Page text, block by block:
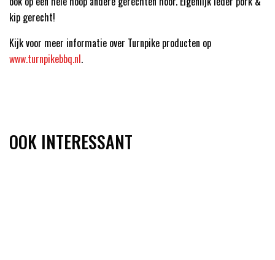
kip gerecht!
Kijk voor meer informatie over Turnpike producten op
www.turnpikebbq.nl.
OOK INTERESSANT